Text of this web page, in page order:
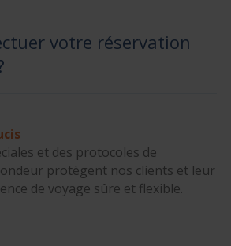
votre réservation
et des protocoles de
protègent nos clients et leur
de voyage sûre et flexible.